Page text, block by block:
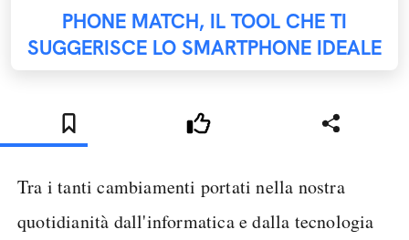
PHONE MATCH, IL TOOL CHE TI
SUGGERISCE LO SMARTPHONE IDEALE
Tra i tanti cambiamenti portati nella nostra
quotidianità dall'informatica e dalla tecnologia